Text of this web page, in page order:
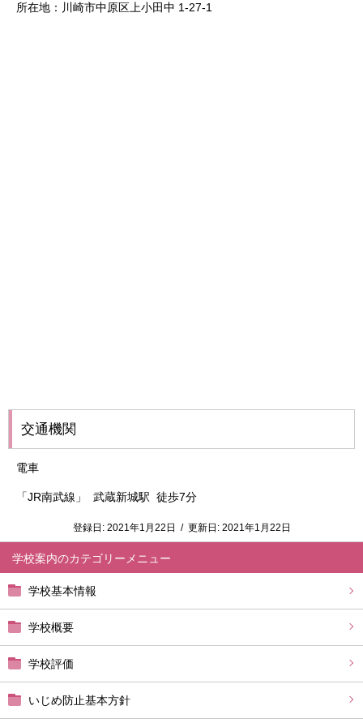
学校案内
学校基本情報
学校概要
学校評価
いじめ防止基本方針
所在地：川崎市中原区上小田中 1-27-1
交通機関
電車
「JR南武線」 武蔵新城駅 徒歩7分
登録日: 2021年1月22日 / 更新日: 2021年1月22日